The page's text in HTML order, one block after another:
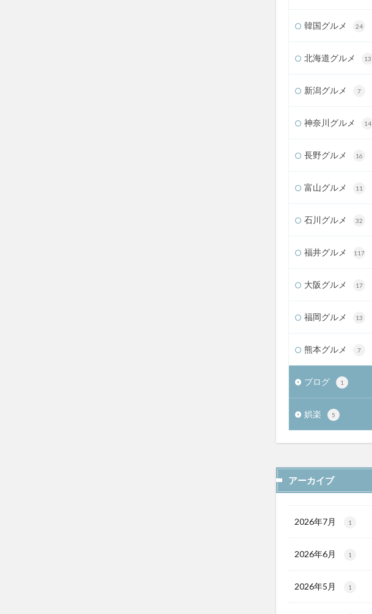
韓国グルメ 24
北海道グルメ 13
新潟グルメ 7
神奈川グルメ 14
長野グルメ 16
富山グルメ 11
石川グルメ 32
福井グルメ 117
大阪グルメ 17
福岡グルメ 13
熊本グルメ 7
ブログ 1
娯楽 5
アーカイブ
2026年7月 1
2026年6月 1
2026年5月 1